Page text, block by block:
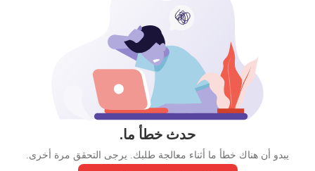
حدث خطأ ما.
يبدو أن هناك خطأ ما أثناء معالجة طلبك. يرجى التحقق مرة أخرى.